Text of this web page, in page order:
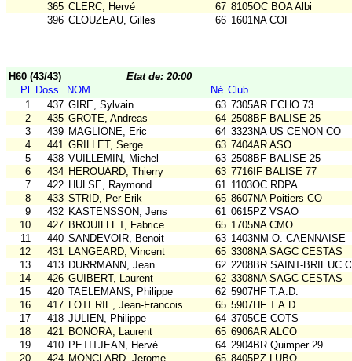
365 CLERC, Hervé 67 8105OC BOA Albi
396 CLOUZEAU, Gilles 66 1601NA COF
H60 (43/43)
Etat de: 20:00
Pl
Doss. NOM Né Club
1
437 GIRE, Sylvain 63 7305AR ECHO 73
2
435 GROTE, Andreas 64 2508BF BALISE 25
3
439 MAGLIONE, Eric 64 3323NA US CENON CO
4
441 GRILLET, Serge 63 7404AR ASO
5
438 VUILLEMIN, Michel 63 2508BF BALISE 25
6
434 HEROUARD, Thierry 63 7716IF BALISE 77
7
422 HULSE, Raymond 61 1103OC RDPA
8
433 STRID, Per Erik 65 8607NA Poitiers CO
9
432 KASTENSSON, Jens 61 0615PZ VSAO
10
427 BROUILLET, Fabrice 65 1705NA CMO
11
440 SANDEVOIR, Benoit 63 1403NM O. CAENNAISE
12
431 LANGEARD, Vincent 65 3308NA SAGC CESTAS
13
413 DURRMANN, Jean 62 2208BR SAINT-BRIEUC
14
426 GUIBERT, Laurent 62 3308NA SAGC CESTAS
15
420 TAELEMANS, Philippe 62 5907HF T.A.D.
16
417 LOTERIE, Jean-Francois 65 5907HF T.A.D.
17
418 JULIEN, Philippe 64 3705CE COTS
18
421 BONORA, Laurent 65 6906AR ALCO
19
410 PETITJEAN, Hervé 64 2904BR Quimper 29
20
424 MONCLARD, Jerome 65 8405PZ LUBO